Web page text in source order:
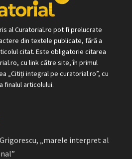
al Curatorial.ro pot fi prelucrate
din textele publicate, fără a
citat. Este obligatorie citarea
cu link către site, în primul
„Citiți integral pe curatorial.ro”, cu
finalul articolului.
„marele interpret al